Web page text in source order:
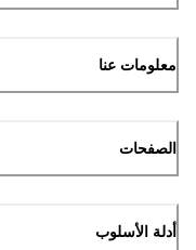
معلومات عنا
الصفحات
أدلة الأسلوب